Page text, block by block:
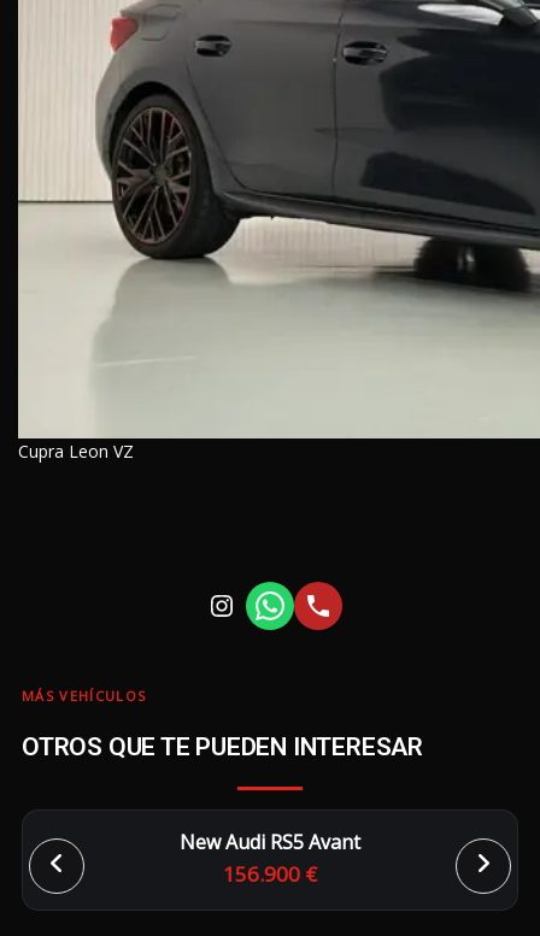
Cupra Leon VZ
MÁS VEHÍCULOS
OTROS QUE TE PUEDEN INTERESAR
New Audi RS5 Avant
156.900 €